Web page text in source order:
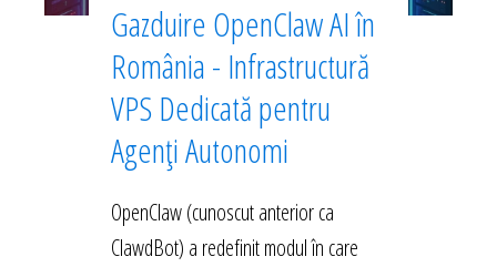
Gazduire OpenClaw AI în
România - Infrastructură
VPS Dedicată pentru
Agenți Autonomi
OpenClaw (cunoscut anterior ca
ClawdBot) a redefinit modul în care